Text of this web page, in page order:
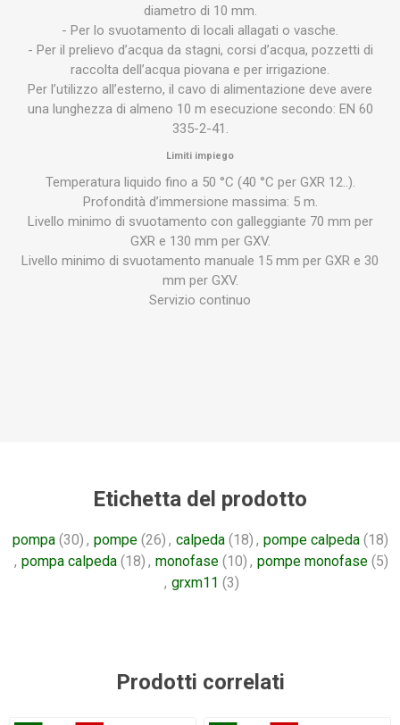
diametro di 10 mm.
- Per lo svuotamento di locali allagati o vasche.
- Per il prelievo d’acqua da stagni, corsi d’acqua, pozzetti di
raccolta dell’acqua piovana e per irrigazione.
Per l’utilizzo all’esterno, il cavo di alimentazione deve avere
una lunghezza di almeno 10 m esecuzione secondo: EN 60
335-2-41.
Limiti impiego
Temperatura liquido fino a 50 °C (40 °C per GXR 12..).
Profondità d’immersione massima: 5 m.
Livello minimo di svuotamento con galleggiante 70 mm per
GXR e 130 mm per GXV.
Livello minimo di svuotamento manuale 15 mm per GXR e 30
mm per GXV.
Servizio continuo
Etichetta del prodotto
pompa (30) , pompe (26) , calpeda (18) , pompe calpeda (18)
, pompa calpeda (18) , monofase (10) , pompe monofase (5)
, grxm11 (3)
Prodotti correlati